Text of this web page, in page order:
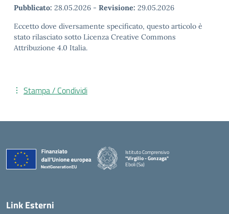
Pubblicato: 28.05.2026 - Revisione: 29.05.2026
Eccetto dove diversamente specificato, questo articolo è
stato rilasciato sotto Licenza Creative Commons
Attribuzione 4.0 Italia.
Stampa / Condividi
Istituto Comprensivo
"Virgilio - Gonzaga"
Eboli (Sa)
Link Esterni